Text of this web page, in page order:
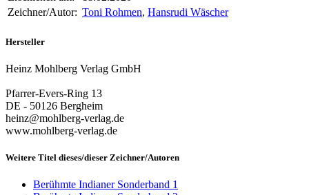
Zeichner/Autor: Toni Rohmen, Hansrudi Wäscher
Hersteller
Heinz Mohlberg Verlag GmbH
Pfarrer-Evers-Ring 13
DE - 50126 Bergheim
heinz@mohlberg-verlag.de
www.mohlberg-verlag.de
Weitere Titel dieses/dieser Zeichner/Autoren
Berühmte Indianer Sonderband 1